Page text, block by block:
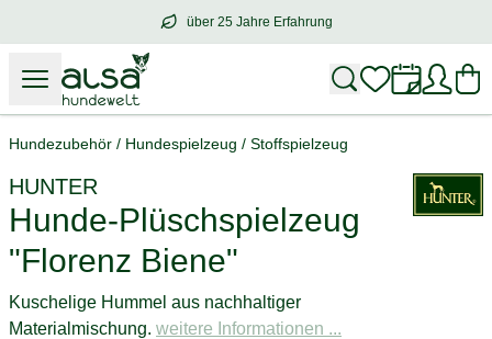
über 25 Jahre Erfahrung
über25 Jahre Erfahrung
Hundezubehör / Hundespielzeug / Stoffspielzeug
HUNTER
Hunde-Plüschspielzeug
"Florenz Biene"
Kuschelige Hummel aus nachhaltiger
Materialmischung. weitere Informationen ...